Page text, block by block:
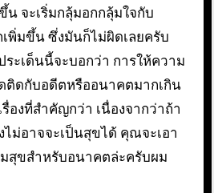
จะเริ่มกลุ้มอกกลุ้มใจกับ
พิ่มขึ้น ซึ่งมันก็ไม่ผิดเลยครับ
ะเด็นนี้จะบอกว่า การให้ความ
ดกับอดีตหรืออนาคตมากเกิน
องที่สำคัญกว่า เนื่องจากว่าถ้า
ม่อาจจะเป็นสุขได้ คุณจะเอา
สุขสำหรับอนาคตล่ะครับผม